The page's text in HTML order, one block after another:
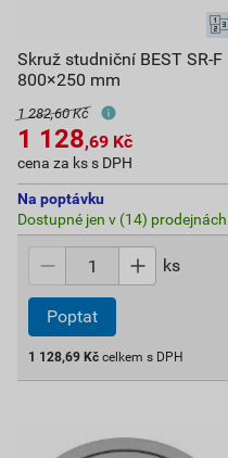
Skruž studniční BEST SR-F
800×250 mm
1 282,60 Kč
1 128,69 Kč
cena za ks s DPH
Na poptávku
Dostupné jen v (14) prodejnách
ks
Poptat
1 128,69 Kč celkem s DPH